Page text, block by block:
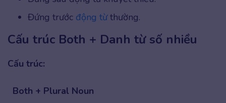
Đứng trước động từthường.
Cấu trúc Both + Danh từ số nhiều
Cấu trúc:
Both + Plural Noun